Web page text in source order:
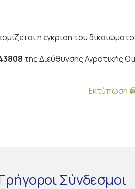
η έγκριση του
της Διεύθυνσης Αγροτικής
Εκτύπωση
ΓρήγοροιΣύνδεσμοι